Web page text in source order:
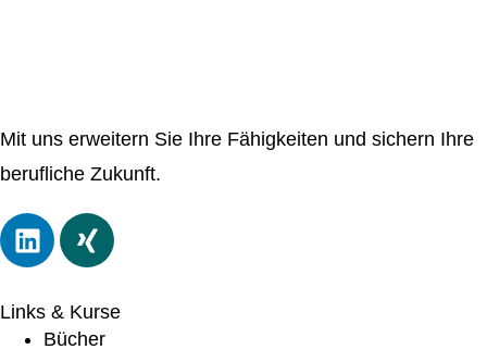
Mit uns erweitern Sie Ihre Fähigkeiten und sichern Ihre
berufliche Zukunft.
Links & Kurse
Bücher